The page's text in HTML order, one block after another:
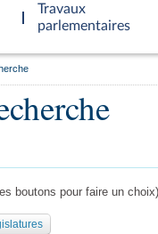
Travaux
parlementaires
boutons pour faire un choix)